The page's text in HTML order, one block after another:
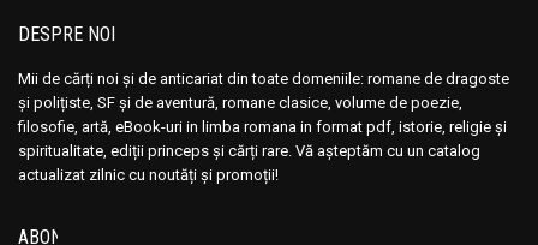
DESPRE NOI
Mii de cărți noi și de anticariat din toate domeniile: romane de dragoste
și polițiste, SF și de aventură, romane clasice, volume de poezie,
filosofie, artă, eBook-uri in limba romana in format pdf, istorie, religie și
spiritualitate, ediții princeps și cărți rare. Vă așteptăm cu un catalog
actualizat zilnic cu noutăți și promoții!
ABONEAZĂ-TE LA NEWSLETTER